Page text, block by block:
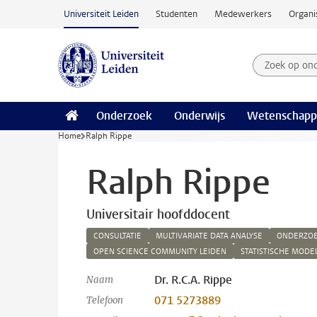
Ga naar hoofdinhoud
Universiteit Leiden Studenten Medewerkers
Zoek op
Zoekterm
Onderzoek Onderwijs
Home Ralph Rippe
Ralph Rippe
Universitair hoofddocent
CONSULTATIE MULTIVARIATE DATA ANALYSE
OPEN SCIENCE COMMUNITY LEIDEN
STATISTISCHE
Naam Dr. R.C.A. Rippe
Telefoon 071 5273889